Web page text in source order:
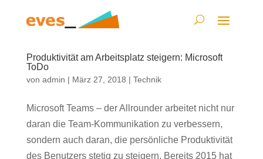
Produktivität am Arbeitsplatz steigern: Microsoft
ToDo
von admin | März 27, 2018 | Technik
Microsoft Teams – der Allrounder arbeitet nicht nur
daran die Team-Kommunikation zu verbessern,
sondern auch daran, die persönliche Produktivität
des Benutzers stetig zu steigern. Bereits 2015 hat